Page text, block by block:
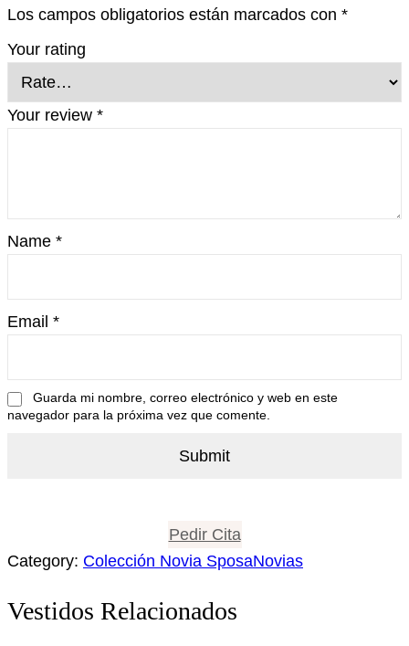
Los campos obligatorios están marcados con *
Your rating
Your review *
Name *
Email *
Guarda mi nombre, correo electrónico y web en este
navegador para la próxima vez que comente.
Pedir Cita
Category: Colección Novia SposaNovias
Vestidos Relacionados